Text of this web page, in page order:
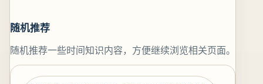
随机推荐
随机推荐一些时间知识内容，方便继续浏览相关页面。